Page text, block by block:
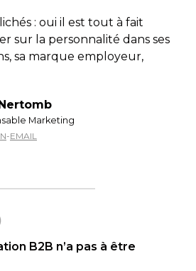
: oui il est tout à fait
sur la personnalité dans ses
sa marque employeur,
Marketing
-EMAIL
B2B n’a pas à être